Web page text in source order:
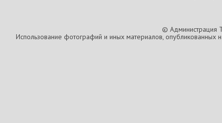
© Администрация
Использование фотографий и иных материалов, опубликованных